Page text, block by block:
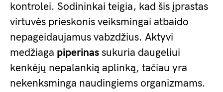
kontrolei. Sodininkai teigia, kad šis įprastas
virtuvės prieskonis veiksmingai atbaido
nepageidaujamus vabzdžius. Aktyvi
medžiaga piperinas sukuria daugeliui
kenkėjų nepalankią aplinką, tačiau yra
nekenksminga naudingiems organizmams.